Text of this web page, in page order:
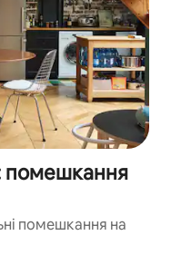
помешкання
помешкання на